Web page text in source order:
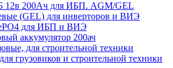
12в 200Ач для ИБП. AGM/GEL
(GEL) для инверторов и ВИЭ
для ИБП и ВИЭ
аккумулятор 200ач
для строительной техники
грузовиков и строительной техники